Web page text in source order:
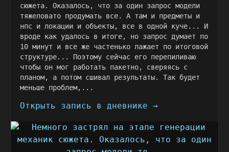
сюжета. Оказалось, что за один запрос модели
тяжеловато продумать все. А там и предметы и
нпс и локации и объекты, все в одной куче... И
вроде как удалось в итоге, но запрос думает по
10 минут и все же частенько лажает по итоговой
структуре... Поэтому сейчас его перепиливаю
чтобы он мог работать пакетно, сверяясь с
планом, а потом сшивал результаты. Так будет
меньше проблем,...
Открыть запись в дневнике →